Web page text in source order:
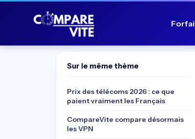
Sur le même thème
Prix des télécoms 2026 : ce que
paient vraiment les Français
CompareVite compare désormais
les VPN